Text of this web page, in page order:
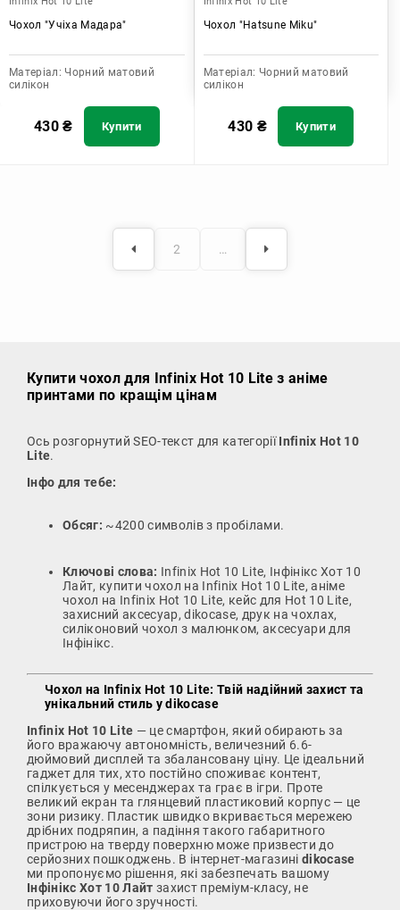
Чохол "Учіха Мадара"
Матеріал: Чорний матовий
силікон
430₴ Купити
Чохол "Hatsune Miku"
Матеріал: Чорний матовий
силікон
430 ₴ Купити
2 …
Купити чохол для Infinix Hot 10 Lite з аніме
принтами по кращім цінам
Ось розгорнутий SEO-текст для категоріїInfinix Hot 10
Lite.
Інфо для тебе:
Обсяг: ~4200 символів з пробілами.
Ключові слова: Infinix Hot 10 Lite, Інфінікс Хот 10
Лайт, купити чохол на Infinix Hot 10 Lite, аніме
чохол на Infinix Hot 10 Lite, кейс для Hot 10 Lite,
захисний аксесуар, dikocase, друк на чохлах,
силіконовий чохол з малюнком, аксесуари для
Інфінікс.
Чохол на Infinix Hot 10 Lite: Твій надійний захист та
унікальний стиль у dikocase
Infinix Hot 10 Lite — це смартфон, який обирають за
його вражаючу автономність, величезний 6.6-
дюймовий дисплей та збалансовану ціну. Це ідеальний
гаджет для тих, хто постійно споживає контент,
спілкується у месенджерах та грає в ігри. Проте
великий екран та глянцевий пластиковий корпус — це
зони ризику. Пластик швидко вкривається мережею
дрібних подряпин, а падіння такого габаритного
пристрою на тверду поверхню може призвести до
серйозних пошкоджень. В інтернет-магазині dikocase
ми пропонуємо рішення, які забезпечать вашому
Інфінікс Хот 10 Лайт захист преміум-класу, не
приховуючи його зручності.